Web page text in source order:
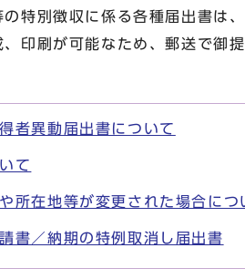
特別徴収に係る各種届出書は
印刷が可能なため、郵送で御
者異動届出書について
て
所在地等が変更された場合につ
書／納期の特例取消し届出書